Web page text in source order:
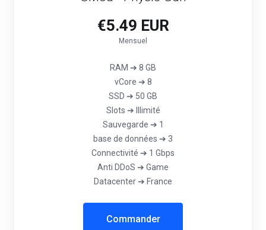
€5.49 EUR
Mensuel
RAM ➔ 8 GB
vCore ➔ 8
SSD ➔ 50 GB
Slots ➔ Illimité
Sauvegarde ➔ 1
base de données ➔ 3
Connectivité ➔ 1 Gbps
Anti DDoS ➔ Game
Datacenter ➔ France
Commander